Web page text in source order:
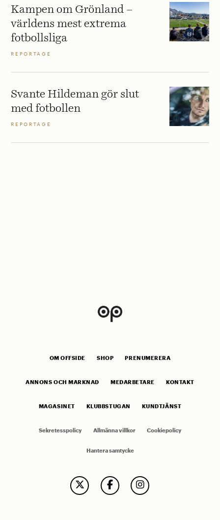
Kampen om Grönland –
världens mest extrema
fotbollsliga
REPORTAGE
Svante Hildeman gör slut
med fotbollen
REPORTAGE
OM OFFSIDE SHOP PRENUMERERA
ANNONS OCH MARKNAD MEDARBETARE KONTAKT
MAGASINET KLUBBSTUGAN KUNDTJÄNST
Sekretesspolicy Allmänna villkor Cookiepolicy
Hantera samtycke